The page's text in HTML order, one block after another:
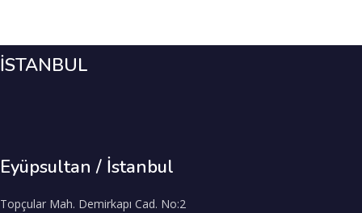
İSTANBUL
Eyüpsultan / İstanbul
Topçular Mah. Demirkapı Cad. No:2